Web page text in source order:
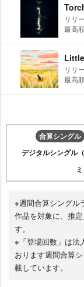
リリ
最高
リリ
最高
合算シングル
デジタルシングル（
※週間合算シングル
作品を対象に、推
す。
※「登場回数」は法
おります週間合算
載しています。